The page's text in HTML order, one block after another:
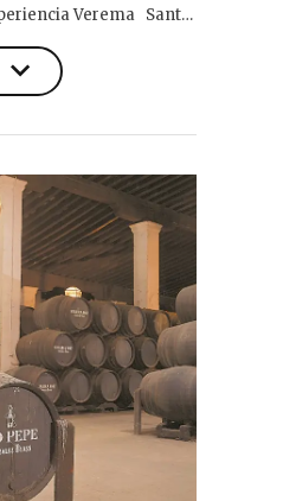
Verema Sant…